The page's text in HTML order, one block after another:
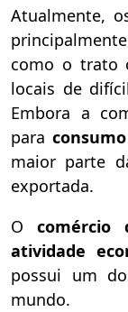
Atualmente,
como o trato
locais de
Embora a
para consumo
maior parte
exportada.
O comércio
atividade
possui um
mundo.